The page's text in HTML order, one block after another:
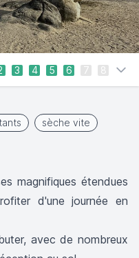
3 4 5 6 7 8
sèche vite
magnifiques étendues
d'une journée en
avec de nombreux